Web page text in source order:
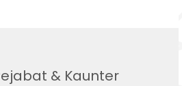
& Kaunter